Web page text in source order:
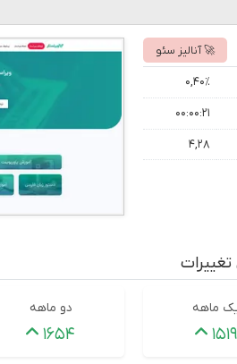
🚀 آنالیز سئو
۰,۴۰٪
۰۰:۰۰:۲۱
۴,۲۸
ماهه
۱۵۱۹
دو ماهه
۱۶۵۴